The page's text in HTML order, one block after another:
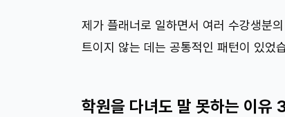
제가 플래너로 일하면서 여러 수강생분
트이지 않는 데는 공통적인 패턴이 있었
학원을 다녀도 말 못하는 이유